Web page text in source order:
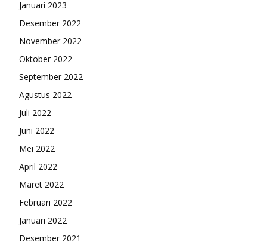
Januari 2023
Desember 2022
November 2022
Oktober 2022
September 2022
Agustus 2022
Juli 2022
Juni 2022
Mei 2022
April 2022
Maret 2022
Februari 2022
Januari 2022
Desember 2021